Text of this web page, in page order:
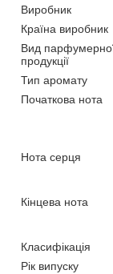
Виробник
Країна виробник
Вид
продукції
Тип аромату
Початкова нота
Нота серця
Кінцева нота
Класифікація
Рік випуску